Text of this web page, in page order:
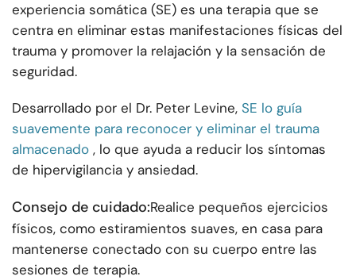
experiencia somática (SE) es una terapia que se
centra en eliminar estas manifestaciones físicas del
trauma y promover la relajación y la sensación de
seguridad.
Desarrollado por el Dr. Peter Levine, SE lo guía
suavemente para reconocer y eliminar el trauma
almacenado , lo que ayuda a reducir los síntomas
de hipervigilancia y ansiedad.
Consejo de cuidado:Realice pequeños ejercicios
físicos, como estiramientos suaves, en casa para
mantenerse conectado con su cuerpo entre las
sesiones de terapia.